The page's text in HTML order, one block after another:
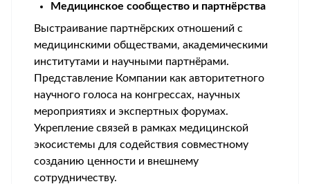
Медицинское сообщество и партнёрства
Выстраивание партнёрских отношений с
медицинскими обществами, академическими
институтами и научными партнёрами.
Представление Компании как авторитетного
научного голоса на конгрессах, научных
мероприятиях и экспертных форумах.
Укрепление связей в рамках медицинской
экосистемы для содействия совместному
созданию ценности и внешнему
сотрудничеству.